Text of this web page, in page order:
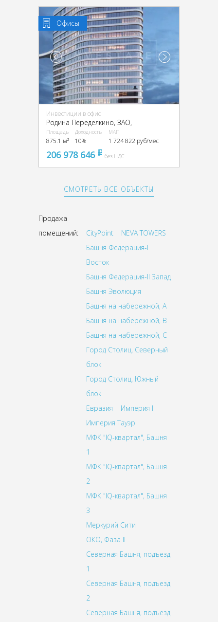
Офисы
Инвестиции в офис
Родина Переделкино, ЗАО,
Площадь
875.1 м²
Доходность
10%
МАП
1 724 822 руб/мес
206 978 646 pуббез НДС
СМОТРЕТЬ ВСЕ ОБЪЕКТЫ
Продажа
помещений:
CityPoint
NEVA TOWERS
Башня Федерация-I
Восток
Башня Федерация-II Запад
Башня Эволюция
Башня на набережной, A
Башня на набережной, B
Башня на набережной, C
Город Столиц, Северный
блок
Город Столиц, Южный
блок
Евразия
Империя II
Империя Тауэр
МФК "IQ-квартал", Башня
1
МФК "IQ-квартал", Башня
2
МФК "IQ-квартал", Башня
3
Меркурий Сити
ОКО, Фаза II
Северная Башня, подъезд
1
Северная Башня, подъезд
2
Северная Башня, подъезд